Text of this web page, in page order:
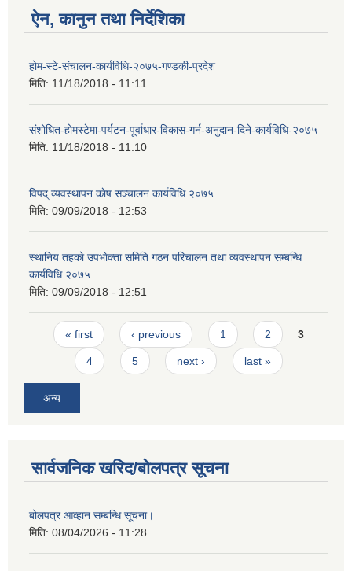
ऐन, कानुन तथा निर्देशिका
होम-स्टे-संचालन-कार्यविधि-२०७५-गण्डकी-प्रदेश
मिति: 11/18/2018 - 11:11
संशोधित-होमस्टेमा-पर्यटन-पूर्वाधार-विकास-गर्न-अनुदान-दिने-कार्यविधि-२०७५
मिति: 11/18/2018 - 11:10
विपद् व्यवस्थापन काेष सञ्चालन कार्यविधि २०७५
मिति: 09/09/2018 - 12:53
स्थानिय तहकाे उपभाेक्ता समिति गठन परिचालन तथा व्यवस्थापन सम्बन्धि
कार्यविधि २०७५
मिति: 09/09/2018 - 12:51
Pages
« first ‹ previous 1 2 3
4 5 next › last »
अन्य
सार्वजनिक खरिद/बोलपत्र सूचना
बोलपत्र आव्हान सम्बन्धि सूचना।
मिति: 08/04/2026 - 11:28